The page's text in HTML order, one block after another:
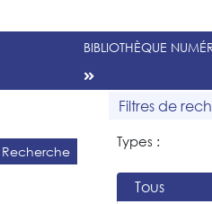
BIBLIOTHÈQUE
Filtres de
Types :
Tous
Recherche